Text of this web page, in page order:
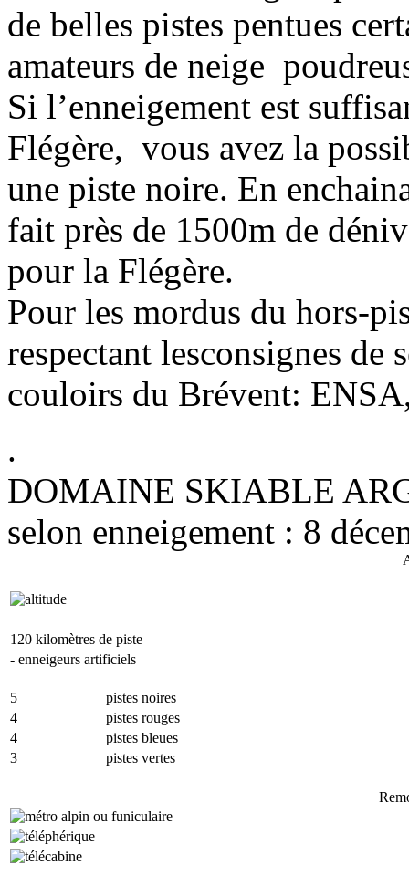
de belles pistes pentues
amateurs de neige
Si l’enneigement est
Flégère, vous avez la
une piste noire. En
fait près de 1500m de
pour la Flégère.
Pour les mordus du hors-
respectant lesconsignes de
couloirs du Brévent:
.
DOMAINE SKIABLE
selon enneigement : 8
120 kilomètres de piste
- enneigeurs artificiels
5
pistes noires
4
pistes rouges
4
pistes bleues
3
pistes vertes